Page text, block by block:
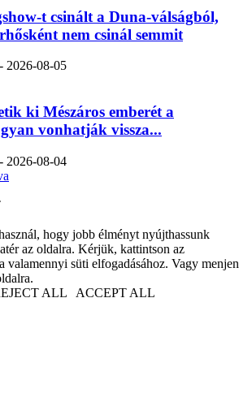
t csinált a Duna-válságból,
nem csinál semmit
- 2026-08-05
ki Mészáros emberét a
vonhatják vissza...
- 2026-08-04
hogy jobb élményt nyújthassunk
az oldalra. Kérjük, kattintson az
valamennyi süti elfogadásához. Vagy menjen
ALL ACCEPT ALL